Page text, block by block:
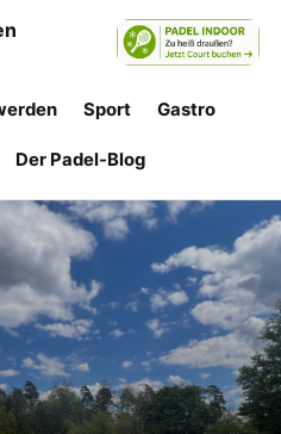
Sport Gastro
Der Padel-Blog